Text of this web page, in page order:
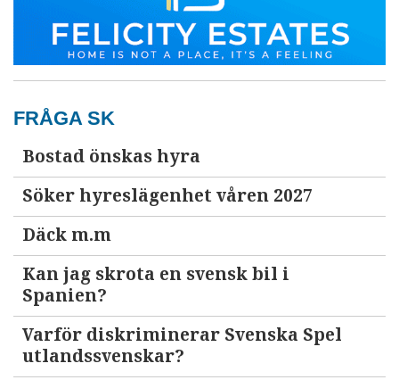
FRÅGA SK
Bostad önskas hyra
Söker hyreslägenhet våren 2027
Däck m.m
Kan jag skrota en svensk bil i
Spanien?
Varför diskriminerar Svenska Spel
utlandssvenskar?